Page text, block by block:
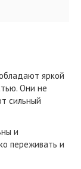
яркой
Они не
сильный
и
переживать и